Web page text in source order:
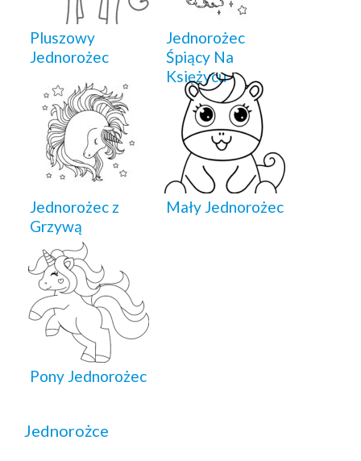
Pluszowy
Jednorożec
Jednorożec
Śpiący Na
Księżycu
Jednorożec z
Grzywą
Mały Jednorożec
Pony Jednorożec
Jednorożce